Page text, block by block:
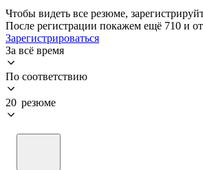
Чтобы видеть все резюме,
После регистрации покажем ещё 710 и
Зарегистрироваться
За всё время
По соответствию
20 резюме